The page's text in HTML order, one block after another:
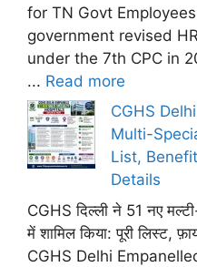
for TN Govt
government revised
under the 7th CPC in
... Read more
CGHS
Multi-
List,
Details
CGHS दिल्ली ने 51 नए
में शामिल किया: पूरी लिस्ट,
CGHS Delhi